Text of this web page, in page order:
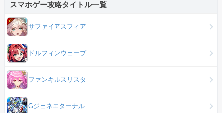
スマホゲー攻略タイトル一覧
サファイアスフィア
ドルフィンウェーブ
ファンキルスリスタ
Gジェネエターナル